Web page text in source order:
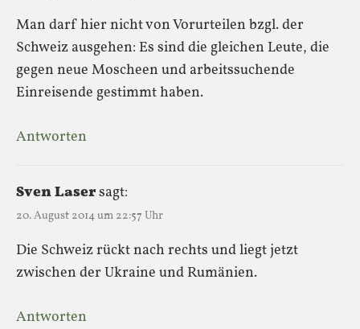
Man darf hier nicht von Vorurteilen bzgl. der
Schweiz ausgehen: Es sind die gleichen Leute, die
gegen neue Moscheen und arbeitssuchende
Einreisende gestimmt haben.
Antworten
Sven Lasersagt:
20. August 2014 um 22:57 Uhr
Die Schweiz rückt nach rechts und liegt jetzt
zwischen der Ukraine und Rumänien.
Antworten